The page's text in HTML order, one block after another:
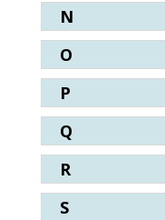
N
O
P
Q
R
S